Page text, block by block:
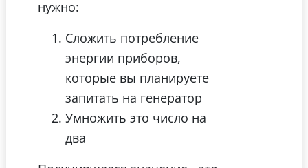
нужно:
Сложить потребление
энергии приборов,
которые вы планируете
запитать на генератор
Умножить это число на
два